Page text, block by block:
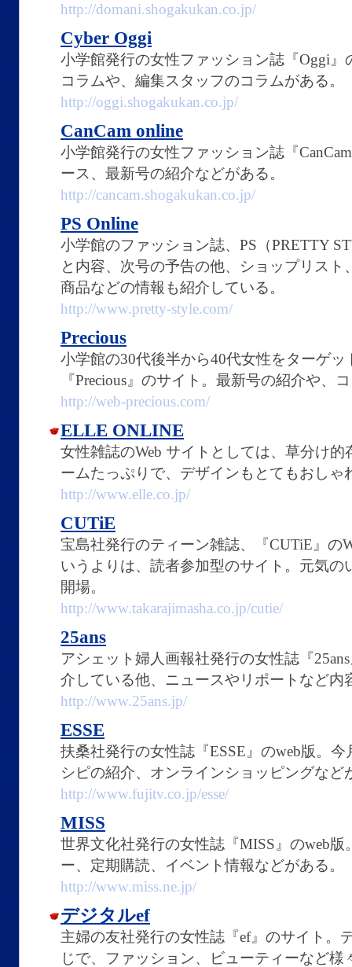
http://domani.shogakukan.co.jp/
Cyber Oggi
小学館発行の女性ファッション誌『Oggi』
コラムや、編集スタッフのコラムがある。
http://oggi.shogakukan.co.jp/
CanCam online
小学館発行の女性ファッション誌『
ース、最新号の紹介などがある。
http://cancam.shogakukan.co.jp/
PS Online
小学館のファッション誌、PS（PRETTY
と内容、次号の予告の他、ショップリス
商品などの情報も紹介している。
http://www.pretty-style.com/
Precious
小学館の30代後半から40代女性をターゲ
『Precious』のサイト。最新号の紹介や、
http://web-precious.com/
ELLE ONLINE
女性雑誌のWeb サイトとしては、草分け
ームたっぷりで、デザインもとてもおし
http://www.elle.co.jp/
CUTiE
宝島社発行のティーン雑誌、『CUTiE』の
いうよりは、読者参加型のサイト。元気
開場。
http://www.takarajimasha.co.jp/cutie/
25ans
アシェット婦人画報社発行の女性誌『
介している他、ニュースやリポートなど内
http://www.25ans.jp/
ESSE
扶桑社発行の女性誌『ESSE』のweb版。
シピの紹介、オンラインショッピングなど
http://www.fujitv.co.jp/esse/
MISS
世界文化社発行の女性誌『MISS』のweb
ー、定期購読、イベント情報などがある。
http://www.miss.ne.jp/
デジタルef
主婦の友社発行の女性誌『ef』のサイト。
じで、ファッション、ビューティーなど